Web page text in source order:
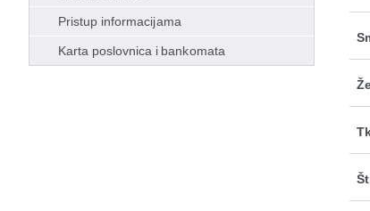
Pristup informacijama
Karta poslovnica i bankomata